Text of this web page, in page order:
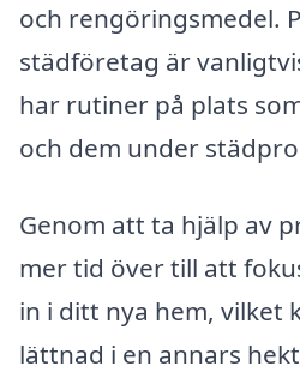
och rengöringsmedel.
städföretag är
har rutiner på plats
och dem under
Genom att ta hjälp av
mer tid över till att
in i ditt nya hem, vilket
lättnad i en annars